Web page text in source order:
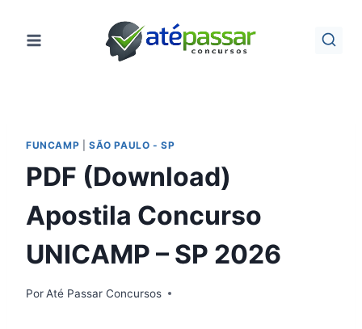
para
FUNCAMP SÃO PAULO - SP
PDF (Download)
Apostila Concurso
UNICAMP – SP 2026
PorAté Passar Concursos